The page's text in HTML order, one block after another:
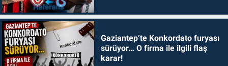
Gaziantep’te Konkordato furyası
sürüyor… O firma ile ilgili flaş
karar!